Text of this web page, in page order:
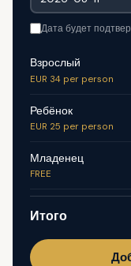
Дата будет
Взрослый
EUR 34 per person
Ребёнок
EUR 25 per person
Младенец
FREE
Итого